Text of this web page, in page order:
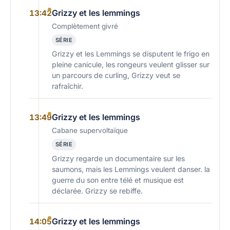
13:42Grizzy et les lemmings
Complètement givré
SÉRIE
Grizzy et les Lemmings se disputent le frigo en
pleine canicule, les rongeurs veulent glisser sur
un parcours de curling, Grizzy veut se
rafraîchir.
13:49Grizzy et les lemmings
Cabane supervoltaïque
SÉRIE
Grizzy regarde un documentaire sur les
saumons, mais les Lemmings veulent danser. la
guerre du son entre télé et musique est
déclarée. Grizzy se rebiffe.
14:05Grizzy et les lemmings